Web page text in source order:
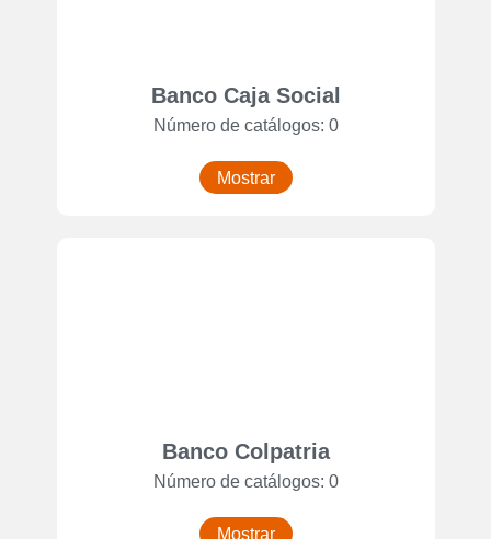
Banco Caja Social
Número de catálogos: 0
Mostrar
Banco Colpatria
Número de catálogos: 0
Mostrar